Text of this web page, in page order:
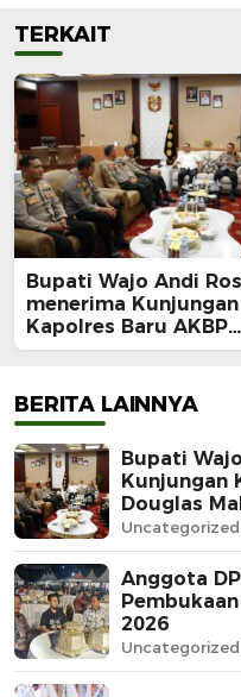
TERKAIT
Bupati Wajo Andi
menerima Kunjungan
Kapolres Baru AKBP
Douglas
Sinergi
BERITA LAINNYA
Bupati
Kunjungan
Douglas
Uncategorized
Anggota
2026
Uncategorized